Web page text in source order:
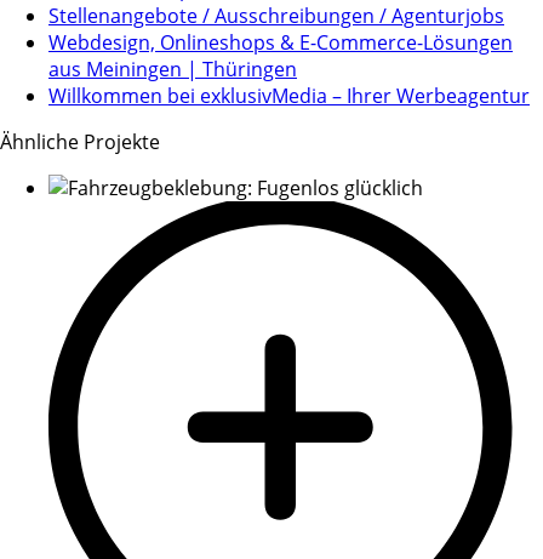
Stellenangebote / Ausschreibungen / Agenturjobs
Webdesign, Onlineshops & E-Commerce-Lösungen
aus Meiningen | Thüringen
Willkommen bei exklusivMedia – Ihrer Werbeagentur
Ähnliche Projekte